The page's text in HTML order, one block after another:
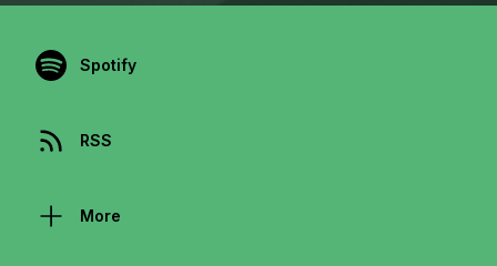
Spotify
RSS
More